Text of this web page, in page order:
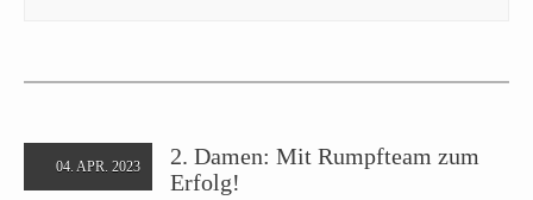
04. APR. 2023
2. Damen: Mit Rumpfteam zum
Erfolg!